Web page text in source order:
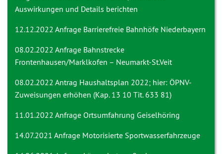
Auswirkungen und Details berichten
12.12.2022 Anfrage Barrierefreie Bahnhöfe Niederbayern
08.02.2022 Anfrage Bahnstrecke
Frontenhausen/Marklkofen – Neumarkt-St.Veit
08.02.2022 Antrag Haushaltsplan 2022; hier: ÖPNV-
Zuweisungen erhöhen (Kap. 13 10 Tit. 633 81)
11.01.2022 Anfrage Ortsumfahrung Geiselhöring
14.07.2021 Anfrage Motorisierte Sportwasserfahrzeuge